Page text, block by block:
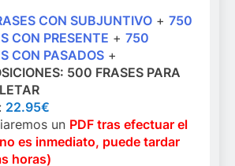
CON SUBJUNTIVO + 750
CON PRESENTE + 750
CON PASADOS +
500 FRASES PARA
22.95€
un PDF tras efectuar el
es inmediato, puede tardar
horas)